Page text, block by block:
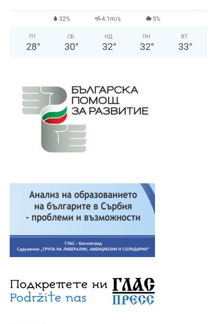
32% 4.1m/s 5%
ПТ
28°
СБ
30°
НД
32°
ПН
32°
ВТ
33°